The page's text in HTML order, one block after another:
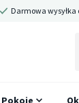
Darmowa wysyłka
Pokoje